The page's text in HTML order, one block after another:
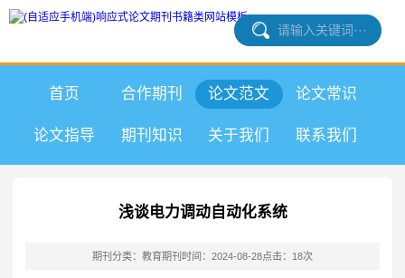
首页 合作期刊 论文范文 论文常识
论文指导 期刊知识 关于我们 联系我们
浅谈电力调动自动化系统
期刊分类：教育期刊 时间：2024-08-28点击：18次